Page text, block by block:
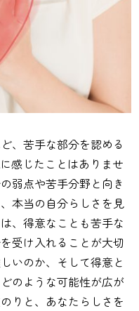
、苦手な部分を認める
感じたことはありませ
弱点や苦手分野と向き
本当の自分らしさを見
、得意なことも苦手な
受け入れることが大切
いのか、そして得意と
のような可能性が広が
りと、あなたらしさを